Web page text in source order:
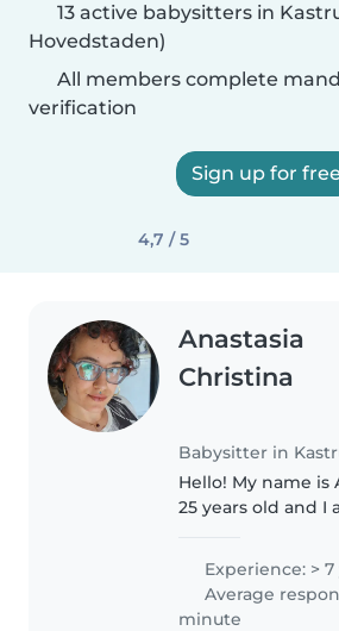
13 active babysitters in
Hovedstaden)
All members complete
verification
Sign up for free
4,7 / 5
Anastasia
Christina
Hello! My name is
25 years old and I
Early Childhood
diploma and a
apprenticeship,
Experience: > 7
Average
minute